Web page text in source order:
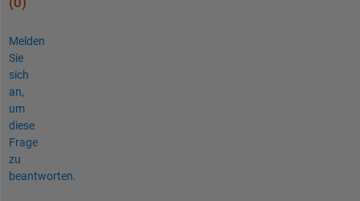
Melden
Sie
sich
an,
um
diese
Frage
zu
beantworten.